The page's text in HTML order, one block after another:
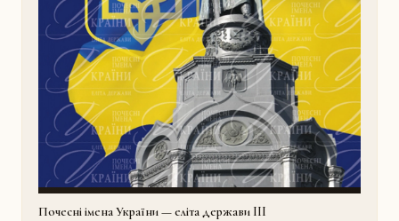
Почесні імена України — еліта держави III